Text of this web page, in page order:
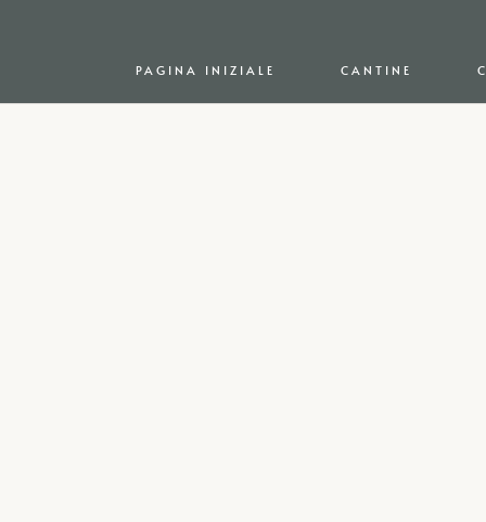
PAGINA INIZIALE CANTINE